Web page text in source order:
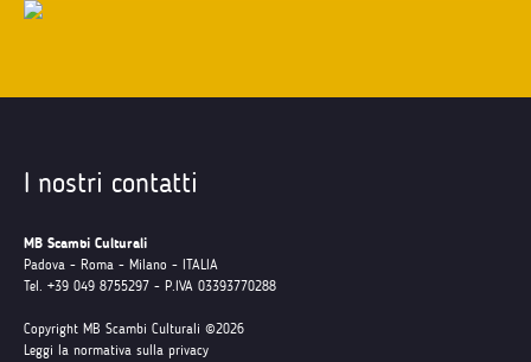
I nostri contatti
MB Scambi Culturali
Padova - Roma - Milano - ITALIA
Tel. +39 049 8755297 - P.IVA 03393770288
Copyright MB Scambi Culturali ©2026
Leggi la normativa sulla privacy